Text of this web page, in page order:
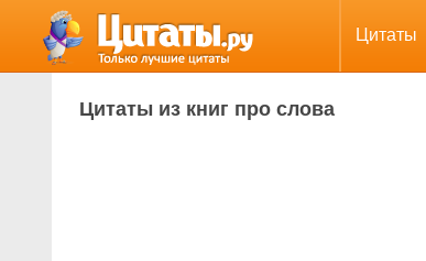
Цитаты
Цитаты из книг про слова